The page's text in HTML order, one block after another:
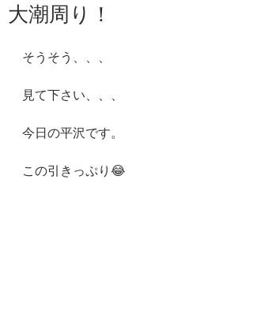
大潮周り！
そうそう、、、
見て下さい、、、
今日の平沢です。
この引きっぷり😂